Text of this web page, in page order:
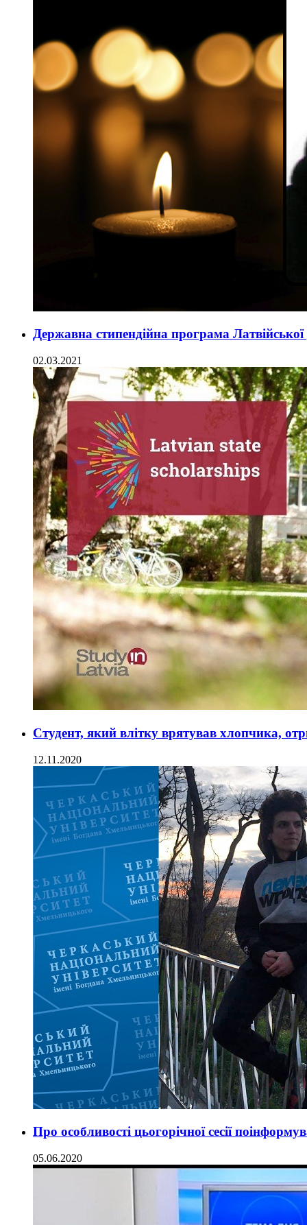
Державна стипендійна програма Латвійської
02.03.2021
Студент, який влітку врятував хлопчика,
12.11.2020
Про особливості цьогорічної сесії
05.06.2020